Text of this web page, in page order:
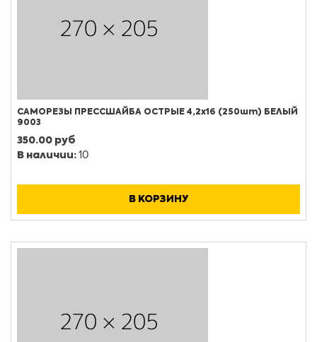
САМОРЕЗЫ ПРЕССШАЙБА ОСТРЫЕ 4,2х16 (250шт) БЕЛЫЙ
9003
350.00 руб
В наличии: 10
В КОРЗИНУ